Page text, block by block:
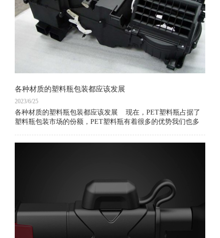
各种材质的塑料瓶包装都应该发展
2023/6/25
各种材质的塑料瓶包装都应该发展 现在，PET塑料瓶占据了
塑料瓶包装市场的份额，PET塑料瓶有着很多的优势我们也多